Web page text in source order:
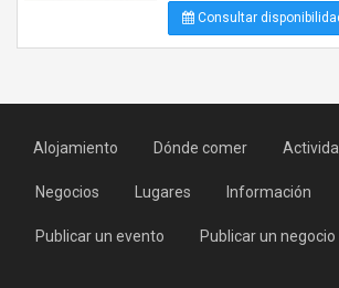
Consultar
Alojamiento Dónde comer
Negocios Lugares Información
Publicar un evento Publicar un negocio